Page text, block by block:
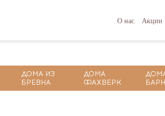
О нас Акции
ДОМА ИЗ
БРЕВНА
ДОМА
ФАХВЕРК